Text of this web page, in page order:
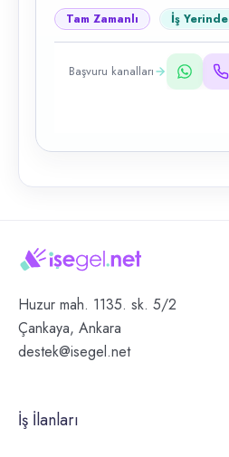
Tam Zamanlı İş Yerinde
Başvuru kanalları
Huzur mah. 1135. sk. 5/2
Çankaya, Ankara
destek@isegel.net
İş İlanları